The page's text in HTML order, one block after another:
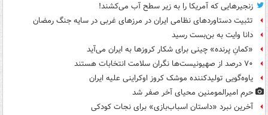
زنجیرهایی که آمریکا را به زیر سطح آب می‌کشند!
تثبیت دستاوردهای نظامی ایران در مرزهای غربی در سایه جنگ رمضان
دانا وایت به بن‌بست رسید
«کمانِ پرنده» چینی برای شکار کروزها به ایران می‌آید
۷۰ درصد از صهیونیست‌ها نگران سلامت انتخابات هستند
یاوه‌گویی تولیدکننده موشک کروز اوکراینی علیه ایران
حرم امیرالمومنین محیای آخر صفر شد
آخرین نبرد «داستان اسباب‌بازی» برای نجات کودکی